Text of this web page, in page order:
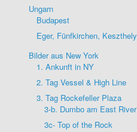
Ungarn
Budapest
Eger, Fünfkirchen, Keszthely
Bilder aus New York
1. Ankunft in NY
2. Tag Vessel & High Line
3. Tag Rockefeller Plaza
3-b. Dumbo am East River
3c- Top of the Rock